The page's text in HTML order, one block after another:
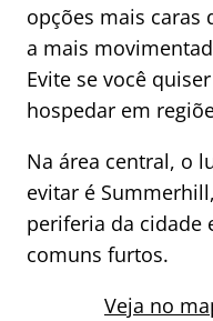
opções mais caras
a mais
Evite se você
hospedar em
Na área central, o
evitar é
periferia da cidade
comuns furtos.
Veja no